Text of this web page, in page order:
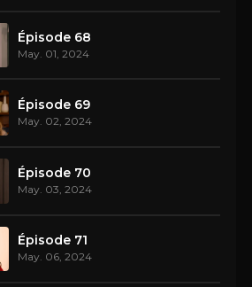
Épisode 68
May. 01, 2024
Épisode 69
May. 02, 2024
Épisode 70
May. 03, 2024
Épisode 71
May. 06, 2024